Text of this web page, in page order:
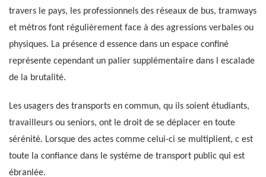
travers le pays, les professionnels des réseaux de bus, tramways
et métros font régulièrement face à des agressions verbales ou
physiques. La présence d essence dans un espace confiné
représente cependant un palier supplémentaire dans l escalade
de la brutalité.
Les usagers des transports en commun, qu ils soient étudiants,
travailleurs ou seniors, ont le droit de se déplacer en toute
sérénité. Lorsque des actes comme celui-ci se multiplient, c est
toute la confiance dans le système de transport public qui est
ébranlée.